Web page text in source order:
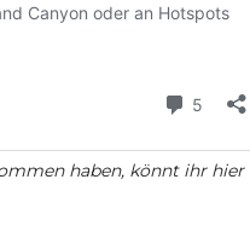
haben, könnt ihr hier